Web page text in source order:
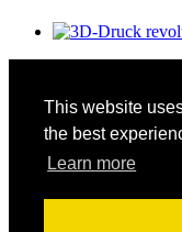
This website
the best
Learn more
3D-Druck
Der